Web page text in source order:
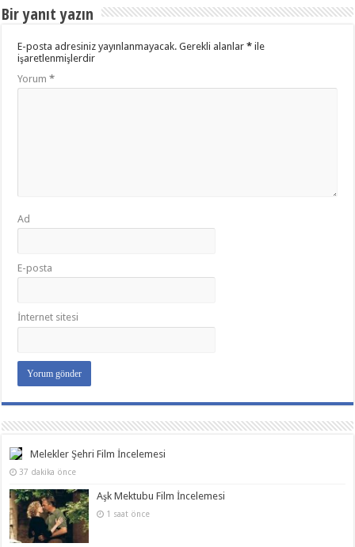
Bir yanıt yazın
E-posta adresiniz yayınlanmayacak. Gerekli alanlar* ile
işaretlenmişlerdir
Yorum*
Ad
E-posta
İnternet sitesi
Melekler Şehri Film İncelemesi
37 dakika önce
Aşk Mektubu Film İncelemesi
1 saat önce